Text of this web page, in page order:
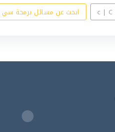
ابحث عن مسائل برمجة سي c | C programming بالانجليزي